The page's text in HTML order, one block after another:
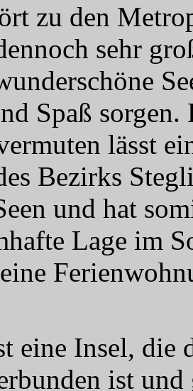
zu den
sehr
Spaß sorgen.
lässt
Bezirks
und hat
Lage im
eine Insel,
ist